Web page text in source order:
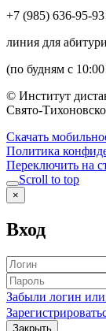
+7 (985) 636-95-93
линия для
(по будням с
© Институт
Свято-
Скачать
Политика
Переключить на
Scroll to top
×
Вход
Забыли логин или
Закрыть